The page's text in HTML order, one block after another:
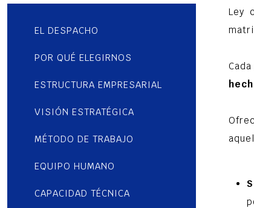
EL DESPACHO
POR QUÉ ELEGIRNOS
ESTRUCTURA EMPRESARIAL
VISIÓN ESTRATÉGICA
MÉTODO DE TRABAJO
EQUIPO HUMANO
CAPACIDAD TÉCNICA
Ley